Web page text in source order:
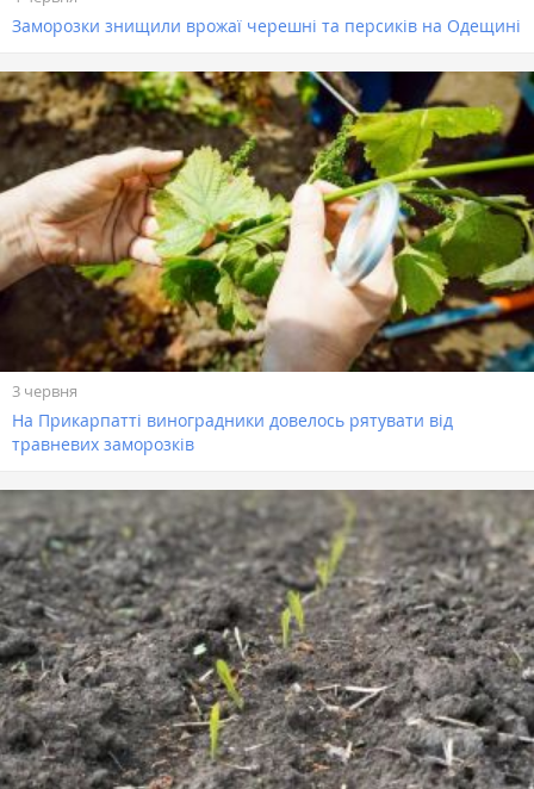
Заморозки знищили врожаї черешні та персиків на Одещині
3 червня
На Прикарпатті виноградники довелось рятувати від
травневих заморозків